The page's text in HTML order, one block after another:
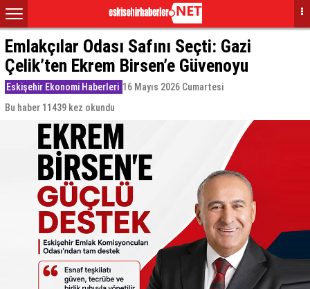
Emlakçılar Odası Safını Seçti: Gazi
Çelik’ten Ekrem Birsen’e Güvenoyu
Eskişehir Ekonomi Haberleri 16 Mayıs 2026 Cumartesi
Bu haber 11439 kez okundu